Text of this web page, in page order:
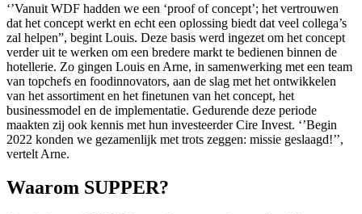
‘’Vanuit WDF hadden we een ‘proof of concept’; het vertrouwen
dat het concept werkt en echt een oplossing biedt dat veel collega’s
zal helpen”, begint Louis. Deze basis werd ingezet om het concept
verder uit te werken om een bredere markt te bedienen binnen de
hotellerie. Zo gingen Louis en Arne, in samenwerking met een team
van topchefs en foodinnovators, aan de slag met het ontwikkelen
van het assortiment en het finetunen van het concept, het
businessmodel en de implementatie. Gedurende deze periode
maakten zij ook kennis met hun investeerder Cire Invest. ‘’Begin
2022 konden we gezamenlijk met trots zeggen: missie geslaagd!’’,
vertelt Arne.
Waarom SUPPER?